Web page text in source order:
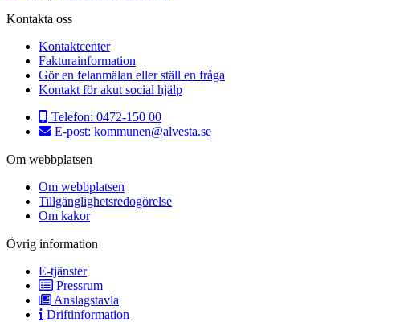
Kontakta oss
Kontaktcenter
Fakturainformation
Gör en felanmälan eller ställ en fråga
Kontakt för akut social hjälp
Telefon: 0472-150 00
E-post: kommunen@alvesta.se
Om webbplatsen
Om webbplatsen
Tillgänglighetsredogörelse
Om kakor
Övrig information
E-tjänster
Pressrum
Anslagstavla
Driftinformation